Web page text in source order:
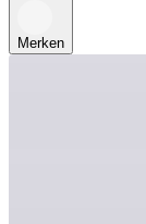
Merken